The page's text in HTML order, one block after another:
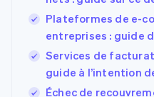
Plateformes de e-
entreprises : guide
Services de
guide à l’intention
Échec de